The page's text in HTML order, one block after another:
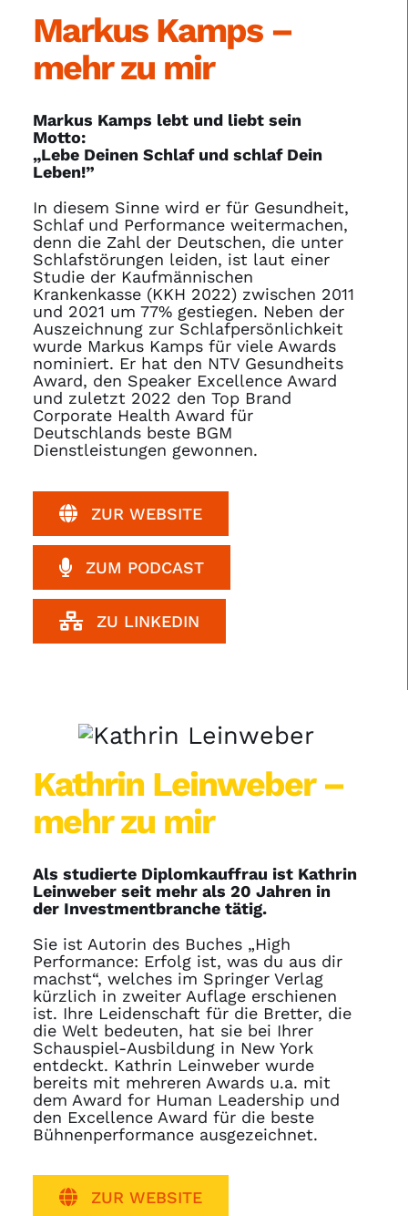
Markus Kamps –
mehr zu mir
Markus Kamps lebt und liebt sein
Motto:
„Lebe Deinen Schlaf und schlaf Dein
Leben!”
In diesem Sinne wird er für Gesundheit,
Schlaf und Performance weitermachen,
denn die Zahl der Deutschen, die unter
Schlafstörungen leiden, ist laut einer
Studie der Kaufmännischen
Krankenkasse (KKH 2022) zwischen 2011
und 2021 um 77% gestiegen. Neben der
Auszeichnung zur Schlafpersönlichkeit
wurde Markus Kamps für viele Awards
nominiert. Er hat den NTV Gesundheits
Award, den Speaker Excellence Award
und zuletzt 2022 den Top Brand
Corporate Health Award für
Deutschlands beste BGM
Dienstleistungen gewonnen.
ZUR WEBSITE
ZUM PODCAST
ZU LINKEDIN
Kathrin Leinweber –
mehr zu mir
Als studierte Diplomkauffrau ist Kathrin
Leinweber seit mehr als 20 Jahren in
der Investmentbranche tätig.
Sie ist Autorin des Buches „High
Performance: Erfolg ist, was du aus dir
machst“, welches im Springer Verlag
kürzlich in zweiter Auflage erschienen
ist. Ihre Leidenschaft für die Bretter, die
die Welt bedeuten, hat sie bei Ihrer
Schauspiel-Ausbildung in New York
entdeckt. Kathrin Leinweber wurde
bereits mit mehreren Awards u.a. mit
dem Award for Human Leadership und
den Excellence Award für die beste
Bühnenperformance ausgezeichnet.
ZUR WEBSITE